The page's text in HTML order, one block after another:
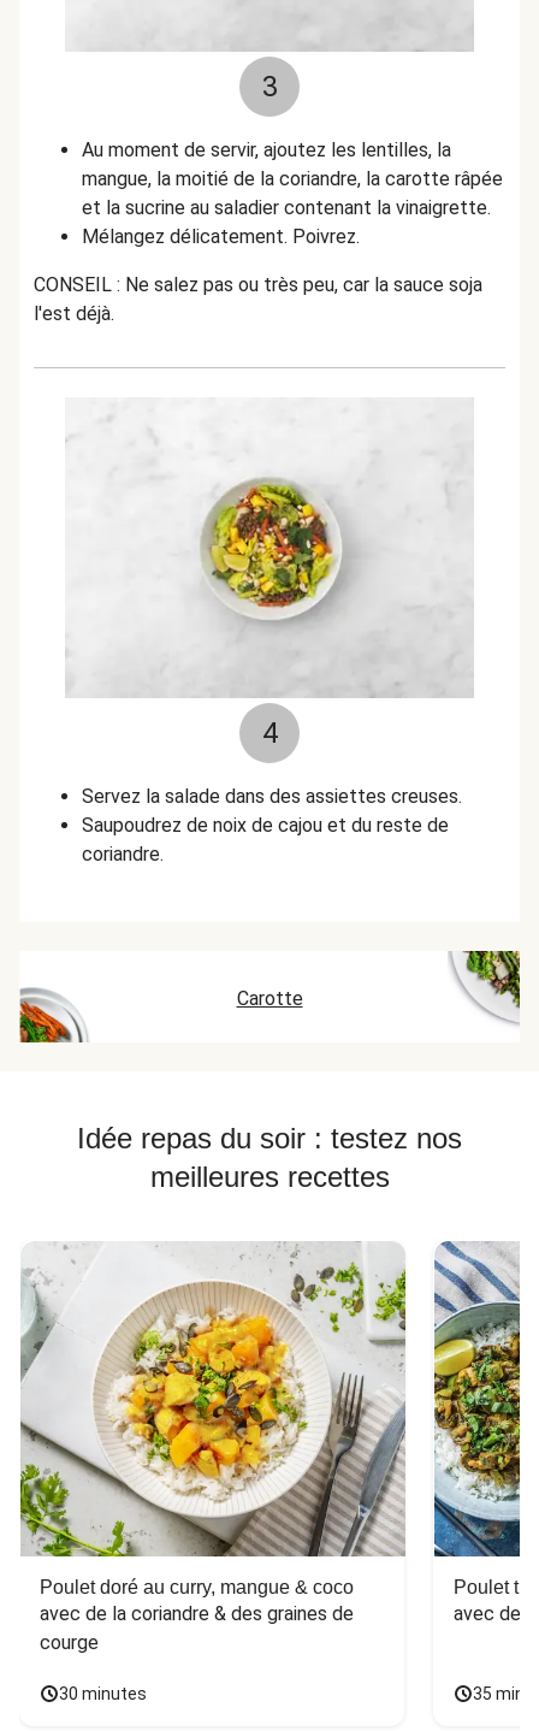
3
Au moment de servir, ajoutez les lentilles, la
mangue, la moitié de la coriandre, la carotte râpée
et la sucrine au saladier contenant la vinaigrette.
Mélangez délicatement. Poivrez.
CONSEIL : Ne salez pas ou très peu, car la sauce soja
l'est déjà.
4
Servez la salade dans des assiettes creuses.
Saupoudrez de noix de cajou et du reste de
coriandre.
Carotte
Idée repas du soir : testez nos
meilleures recettes
Poulet doré au curry, mangue & coco
avec de la coriandre & des graines de
courge
30 minutes
Poulet
avec des
35